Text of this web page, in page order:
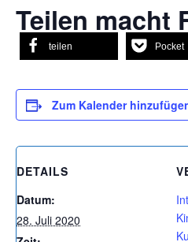
Teilen macht
teilen Pocket
Zum Kalender
DETAILS
Datum:
28. Juli 2020